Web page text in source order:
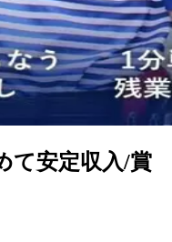
て安定収入/賞